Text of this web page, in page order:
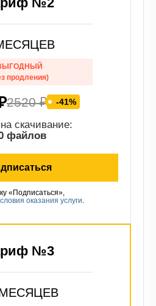
продления)
2520 ₽ -41%
скачивание:
файлов
«Подписаться»,
оказания услуги.
№3